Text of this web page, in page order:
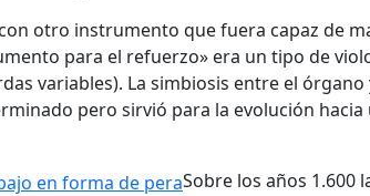
otro instrumento que fuera capaz de
para el refuerzo» era un tipo de
variables). La simbiosis entre el órgano
pero sirvió para la evolución hacia
Sobre los años 1.600